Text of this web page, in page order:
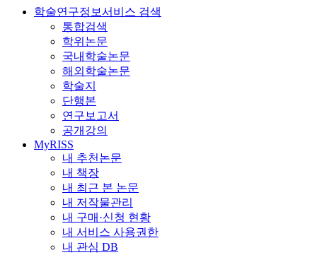
학술연구정보서비스 검색
통합검색
학위논문
국내학술논문
해외학술논문
학술지
단행본
연구보고서
공개강의
MyRISS
내 추천논문
내 책장
내 최근 본 논문
내 저작물관리
내 구매·신청 현황
내 서비스 사용권한
내 관심 DB